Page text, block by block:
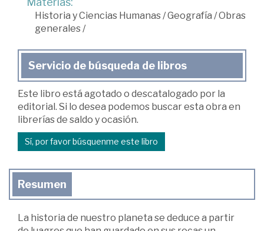
Historia y Ciencias Humanas/Geografía /Obras
generales/
Servicio de búsqueda de libros
Este libro está agotado o descatalogado por la
editorial. Si lo desea podemos buscar esta obra en
librerías de saldo y ocasión.
Sí, por favor búsquenme este libro
Resumen
La historia de nuestro planeta se deduce a partir